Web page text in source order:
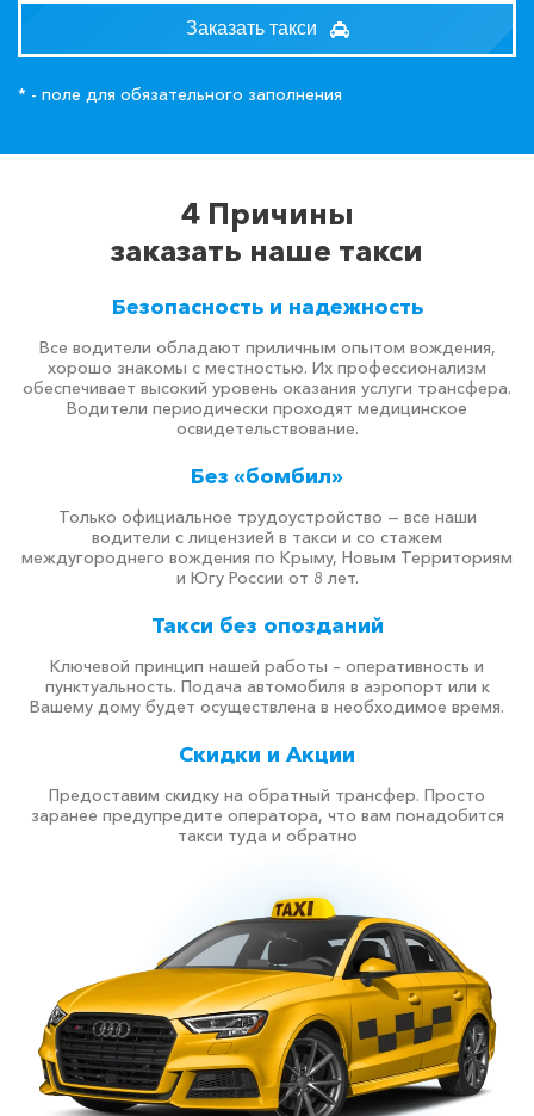
Заказать такси
* - поле для обязательного заполнения
4 Причины
заказать наше такси
Безопасность и надежность
Все водители обладают приличным опытом вождения,
хорошо знакомы с местностью. Их профессионализм
обеспечивает высокий уровень оказания услуги трансфера.
Водители периодически проходят медицинское
освидетельствование.
Без «бомбил»
Только официальное трудоустройство — все наши
водители с лицензией в такси и со стажем
междугороднего вождения по Крыму, Новым Территориям
и Югу России от 8 лет.
Такси без опозданий
Ключевой принцип нашей работы – оперативность и
пунктуальность. Подача автомобиля в аэропорт или к
Вашему дому будет осуществлена в необходимое время.
Скидки и Акции
Предоставим скидку на обратный трансфер. Просто
заранее предупредите оператора, что вам понадобится
такси туда и обратно